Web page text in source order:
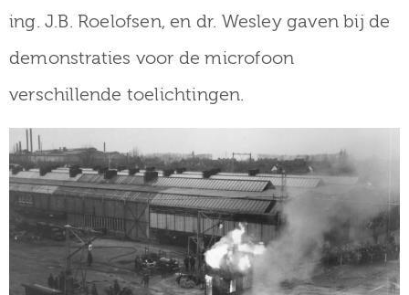
ing. J.B. Roelofsen, en dr. Wesley gaven bij de
demonstraties voor de microfoon
verschillende toelichtingen.